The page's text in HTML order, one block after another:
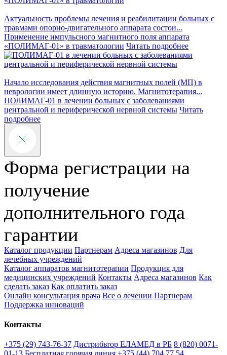
Актуальность проблемы лечения и реабилитации больных с
травмами опорно-двигательного аппарата состои...
Применение импульсного магнитного поля аппарата
«ПОЛИМАГ-01» в травматологии Читать подробнее
Начало исследования действия магнитных полей (МП) в
неврологии имеет длинную историю. Магнитотерапия...
ПОЛИМАГ-01 в лечении больных с заболеваниями
центральной и периферической нервной системы Читать
подробнее
Форма регистрации на
получение
дополнительного года
гарантии
Каталог продукции Партнерам Адреса магазинов Для
лечебных учреждений
Каталог аппаратов магнитотерапии Продукция для
медицинских учреждений Контакты Адреса магазинов Как
сделать заказ Как оплатить заказ
Онлайн консультация врача Все о лечении Партнерам
Поддержка инноваций
Контакты
+375 (29) 743-76-37 Дистрибьтор ЕЛАМЕД в РБ 8 (820) 0071-